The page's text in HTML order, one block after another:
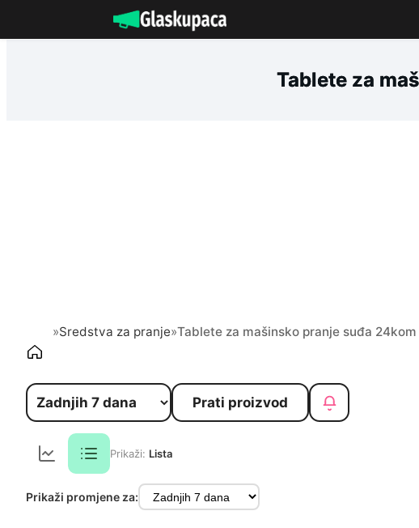
na
Tablete za
»Sredstva za pranje»Tablete za mašinsko pranje suđa
Prati proizvod
Prikaži: Lista
Prikaži promjene za: